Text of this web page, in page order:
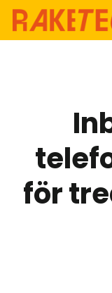
för